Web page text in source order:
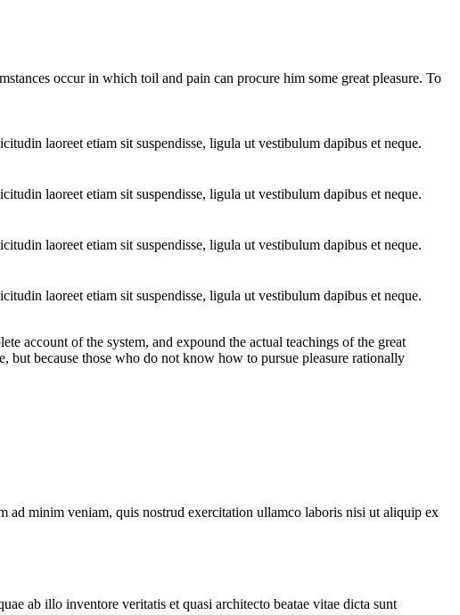
occur in which toil and pain can procure him some great pleasure. To
laoreet etiam sit suspendisse, ligula ut vestibulum dapibus et neque.
laoreet etiam sit suspendisse, ligula ut vestibulum dapibus et neque.
laoreet etiam sit suspendisse, ligula ut vestibulum dapibus et neque.
laoreet etiam sit suspendisse, ligula ut vestibulum dapibus et neque.
account of the system, and expound the actual teachings of the great
but because those who do not know how to pursue pleasure rationally
ad minim veniam, quis nostrud exercitation ullamco laboris nisi ut aliquip ex
ab illo inventore veritatis et quasi architecto beatae vitae dicta sunt